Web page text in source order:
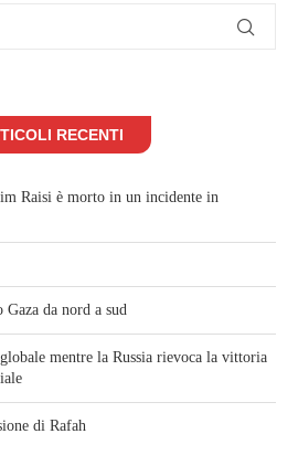
RECENTI
Raisi è morto in un incidente in
da nord a sud
mentre la Russia rievoca la vittoria
di Rafah